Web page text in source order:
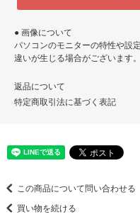
● 画像について
パソコンのモニターの特性や設
違いが生じる場合がございます。
返品について
特定商取引法に基づく表記
この商品について問い合わせる
買い物を続ける